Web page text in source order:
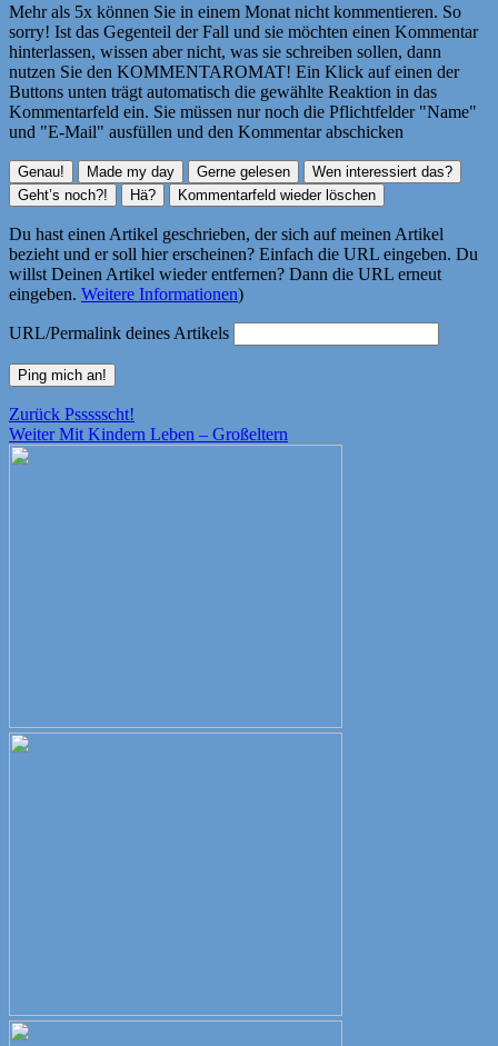
Mehr als 5x können Sie in einem Monat nicht kommentieren. So
sorry! Ist das Gegenteil der Fall und sie möchten einen Kommentar
hinterlassen, wissen aber nicht, was sie schreiben sollen, dann
nutzen Sie den KOMMENTAROMAT! Ein Klick auf einen der
Buttons unten trägt automatisch die gewählte Reaktion in das
Kommentarfeld ein. Sie müssen nur noch die Pflichtfelder "Name"
und "E-Mail" ausfüllen und den Kommentar abschicken
Du hast einen Artikel geschrieben, der sich auf meinen Artikel
bezieht und er soll hier erscheinen? Einfach die URL eingeben. Du
willst Deinen Artikel wieder entfernen? Dann die URL erneut
eingeben. Weitere Informationen)
URL/Permalink deines Artikels
Beitragsnavigation
Zurück Vorheriger
Beitrag:
Pssssscht!
Weiter Nächster
Mit Kindern Leben – Großeltern